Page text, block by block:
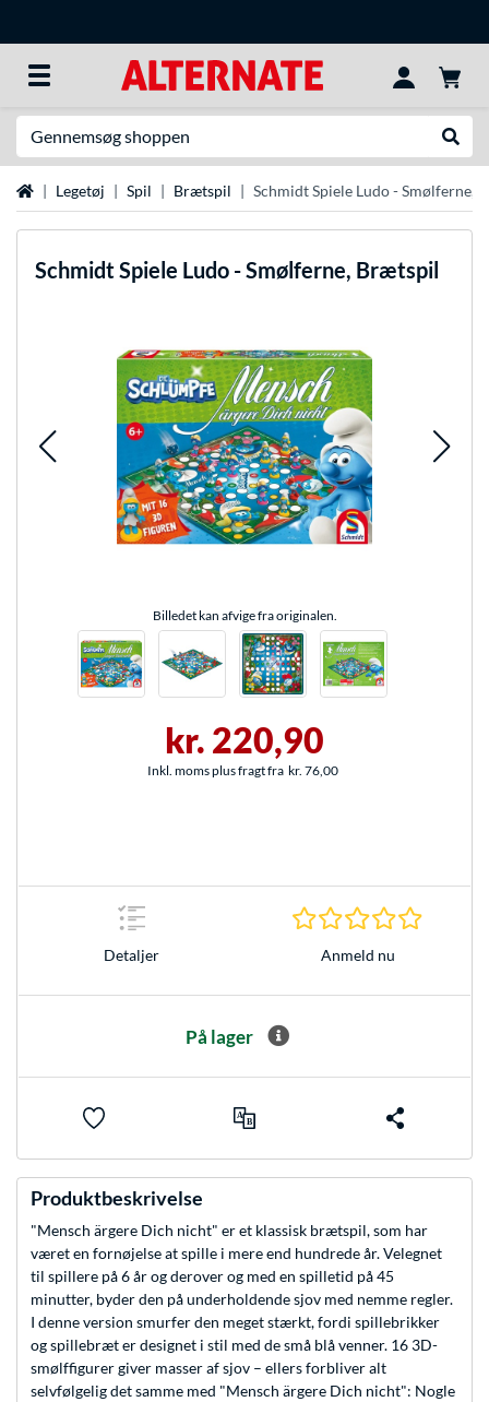
StartsideLegetøj Spil Brætspil Schmidt Spiele Ludo - Smølferne,
Schmidt Spiele Ludo - Smølferne, Brætspil
Billedet kan afvige fra originalen.
kr. 220,90
Inkl. moms plus fragt fra kr. 76,00
Detaljer Anmeld nu
På lager
Produktbeskrivelse
"Mensch ärgere Dich nicht" er et klassisk brætspil, som har
været en fornøjelse at spille i mere end hundrede år. Velegnet
til spillere på 6 år og derover og med en spilletid på 45
minutter, byder den på underholdende sjov med nemme regler.
I denne version smurfer den meget stærkt, fordi spillebrikker
og spillebræt er designet i stil med de små blå venner. 16 3D-
smølffigurer giver masser af sjov – ellers forbliver alt
selvfølgelig det samme med "Mensch ärgere Dich nicht": Nogle